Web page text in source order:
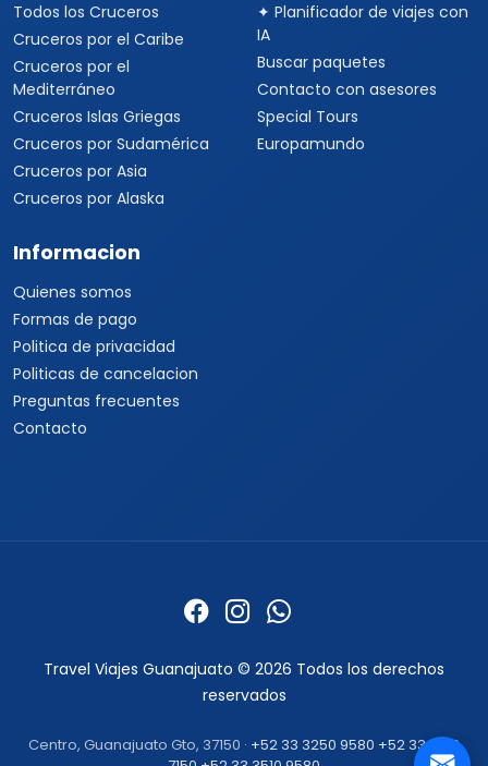
Todos los Cruceros
Cruceros por el Caribe
Cruceros por el
Mediterráneo
Cruceros Islas Griegas
Cruceros por Sudamérica
Cruceros por Asia
Cruceros por Alaska
✦ Planificador de viajes con
IA
Buscar paquetes
Contacto con asesores
Special Tours
Europamundo
Informacion
Quienes somos
Formas de pago
Politica de privacidad
Politicas de cancelacion
Preguntas frecuentes
Contacto
Travel Viajes Guanajuato © 2026 Todos los derechos
reservados
Centro, Guanajuato Gto, 37150 · +52 33 3250 9580 +52 33 1862